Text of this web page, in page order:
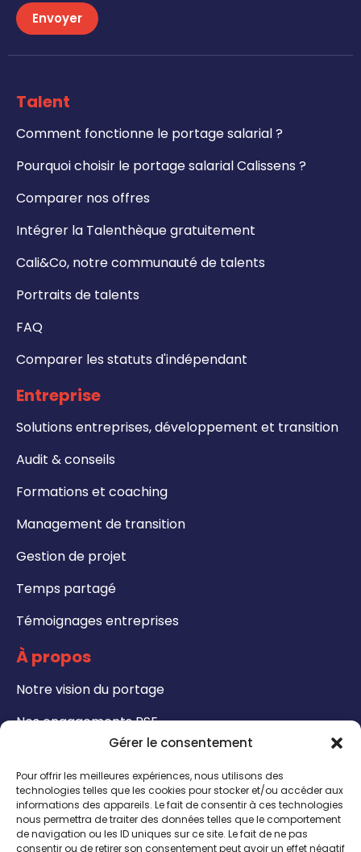
Gérer le consentement
Pour offrir les meilleures expériences, nous utilisons des
technologies telles que les cookies pour stocker et/ou accéder aux
informations des appareils. Le fait de consentir à ces technologies
nous permettra de traiter des données telles que le comportement
de navigation ou les ID uniques sur ce site. Le fait de ne pas
consentir ou de retirer son consentement peut avoir un effet négatif
Envoyer
Talent
Comment fonctionne le portage salarial ?
Pourquoi choisir le portage salarial Calissens ?
Comparer nos offres
Intégrer la Talenthèque gratuitement
Cali&Co, notre communauté de talents
Portraits de talents
FAQ
Comparer les statuts d'indépendant
Entreprise
Solutions entreprises, développement et transition
Audit & conseils
Formations et coaching
Management de transition
Gestion de projet
Temps partagé
Témoignages entreprises
À propos
Notre vision du portage
Nos engagements RSE
Notre catalogue de formation
Formateurs - Bénéficiez de notre certification
QUALIOPI